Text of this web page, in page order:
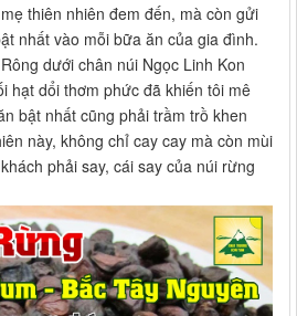
thiên nhiên đem đến, mà còn gửi
nhất vào mỗi bữa ăn của gia đình.
dưới chân núi Ngọc Linh Kon
hạt dổi thơm phức đã khiến tôi mê
bật nhất cũng phải trầm trồ khen
này, không chỉ cay cay mà còn mùi
phải say, cái say của núi rừng